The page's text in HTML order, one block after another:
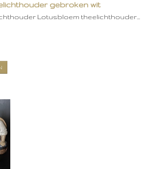
gebroken wit
Lotusbloem theelichthouder…